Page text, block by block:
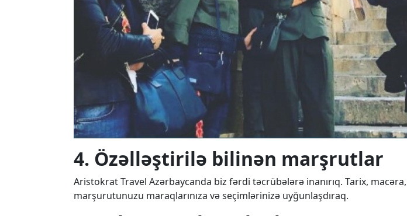
4. Özəlləştirilə bilinən marşrutlar
Aristokrat Travel Azərbaycanda biz fərdi təcrübələrə inanırıq. Tarix,
marşurutunuzu maraqlarınıza və seçimlərinizə uyğunlaşdıraq.